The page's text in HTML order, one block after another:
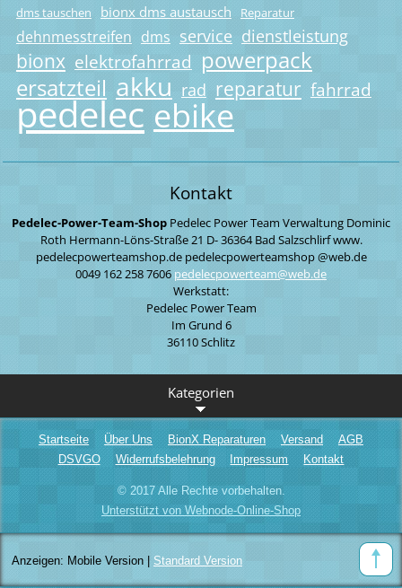
dms tauschen bionx dms austausch Reparatur
dehnmesstreifen dms service dienstleistung
bionx elektrofahrrad powerpack
ersatzteil akku rad reparatur fahrrad
pedelec ebike
Kontakt
Pedelec-Power-Team-Shop Pedelec Power Team Verwaltung Dominic
Roth Hermann-Löns-Straße 21 D- 36364 Bad Salzschlirfwww.
pedelecpowerteamshop.depedelecpowerteamshop@web.de
0049 162 258 7606 pedelecpowerteam@web.de
Werkstatt:
Pedelec Power Team
Im Grund 6
36110 Schlitz
Kategorien
Startseite Über Uns BionX Reparaturen Versand
AGB
DSVGO
Widerrufsbelehrung Impressum Kontakt
© 2017 Alle Rechte vorbehalten.
Unterstützt von Webnode-Online-Shop
Anzeigen: Mobile Version| Standard Version